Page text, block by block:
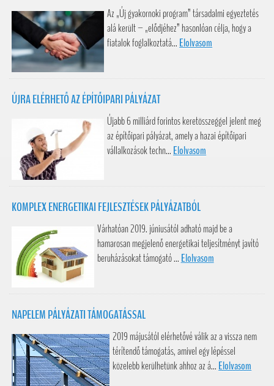
Az „Új gyakornoki program” társadalmi egyeztetés
alá került – „elődjéhez” hasonlóan célja, hogy a
fiatalok foglalkoztatá... Elolvasom
ÚJRA ELÉRHETŐ AZ ÉPÍTŐIPARI PÁLYÁZAT
Újabb 6 milliárd forintos keretösszeggel jelent meg
az építőipari pályázat, amely a hazai építőipari
vállalkozások techn... Elolvasom
KOMPLEX ENERGETIKAI FEJLESZTÉSEK PÁLYÁZATBÓL
Várhatóan 2019. júniusától adható majd be a
hamarosan megjelenő energetikai teljesítményt javító
beruházásokat támogató ... Elolvasom
NAPELEM PÁLYÁZATI TÁMOGATÁSSAL
2019 májusától elérhetővé válik az a vissza nem
térítendő támogatás, amivel egy lépéssel
közelebb kerülhetünk ahhoz az á... Elolvasom